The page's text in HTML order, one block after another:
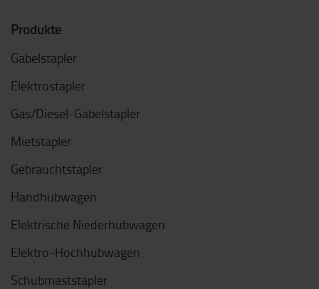
Produkte
Gabelstapler
Elektrostapler
Gas/Diesel-Gabelstapler
Mietstapler
Gebrauchtstapler
Handhubwagen
Elektrische Niederhubwagen
Elektro-Hochhubwagen
Schubmaststapler